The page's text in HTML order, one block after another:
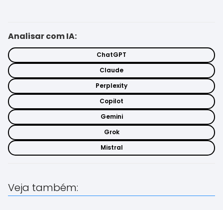
Analisar com IA:
ChatGPT
Claude
Perplexity
Copilot
Gemini
Grok
Mistral
Veja também: